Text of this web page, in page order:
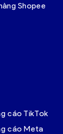
Shopee
cáo TikTok
cáo Meta